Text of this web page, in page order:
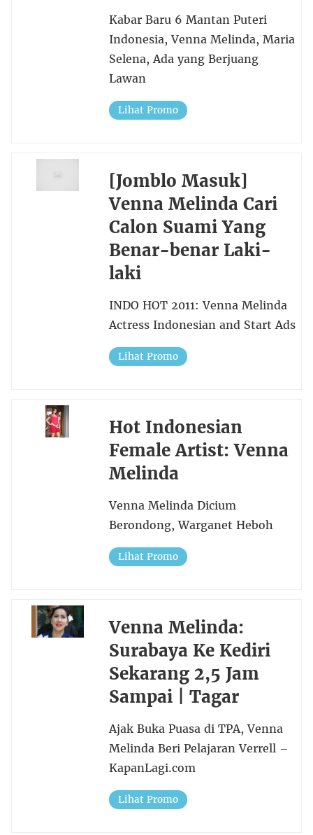
Kabar Baru 6 Mantan Puteri
Indonesia, Venna Melinda, Maria
Selena, Ada yang Berjuang
Lawan
Lihat Promo
[Jomblo Masuk]
Venna Melinda Cari
Calon Suami Yang
Benar-benar Laki-
laki
INDO HOT 2011: Venna Melinda
Actress Indonesian and Start Ads
Lihat Promo
Hot Indonesian
Female Artist: Venna
Melinda
Venna Melinda Dicium
Berondong, Warganet Heboh
Lihat Promo
Venna Melinda:
Surabaya Ke Kediri
Sekarang 2,5 Jam
Sampai | Tagar
Ajak Buka Puasa di TPA, Venna
Melinda Beri Pelajaran Verrell –
KapanLagi.com
Lihat Promo